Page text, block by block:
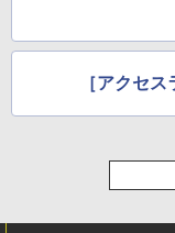
［アクセ